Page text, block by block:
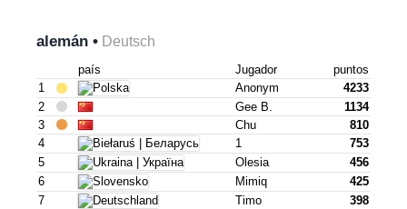
alemán • Deutsch
país Jugador
puntos
1
Anonym
4233
2
Gee B.
1134
3
Chu
810
4
1
753
5
Olesia
456
6
Mimiq
425
7
Timo
398